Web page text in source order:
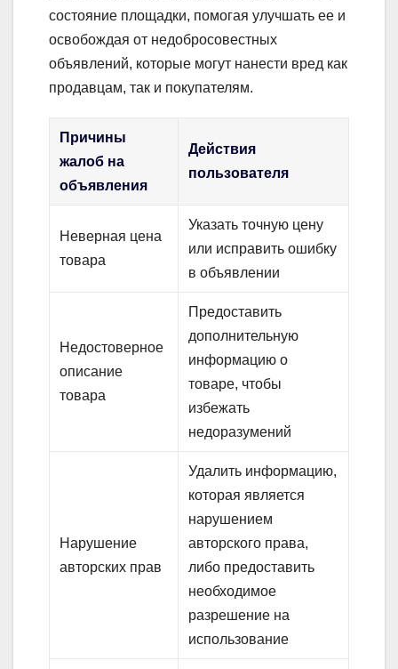
состояние площадки, помогая улучшать ее и
освобождая от недобросовестных
объявлений, которые могут нанести вред как
продавцам, так и покупателям.
Причины
жалоб на
объявления
Действия
пользователя
Неверная цена
товара
Указать точную цену
или исправить ошибку
в объявлении
Недостоверное
описание
товара
Предоставить
дополнительную
информацию о
товаре, чтобы
избежать
недоразумений
Нарушение
авторских прав
Удалить информацию,
которая является
нарушением
авторского права,
либо предоставить
необходимое
разрешение на
использование